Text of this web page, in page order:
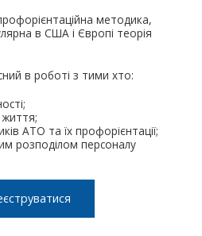
методика,
в США і Європі теорія
в роботі з тими хто:
АТО та їх профорієнтації;
розподілом персоналу